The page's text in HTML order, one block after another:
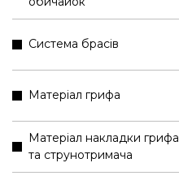
Система брасів
Матеріал грифа
Матеріал накладки грифа
та струнотримача